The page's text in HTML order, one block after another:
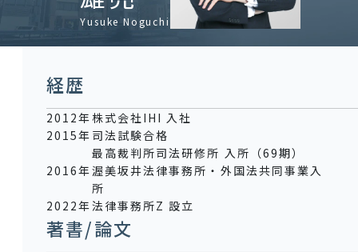
Yusuke Noguchi
経歴
2012年株式会社IHI 入社
2015年 司法試験合格
最高裁判所司法研修所 入所（69期）
2016年渥美坂井法律事務所・外国法共同事業入
所
2022年法律事務所Z 設立
著書/論文